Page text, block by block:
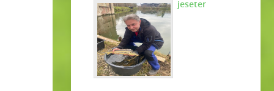
jeseter